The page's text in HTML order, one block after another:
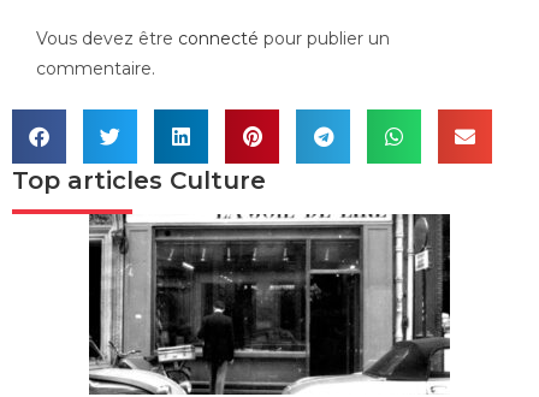
Vous devez être connecté pour publier un
commentaire.
Top articles Culture